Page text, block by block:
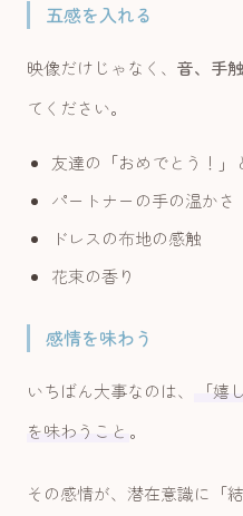
五感を入れる
映像だけじゃなく、 音、手
てください。
友達の「おめでとう！」
パートナーの手の温かさ
ドレスの布地の感触
花束の香り
感情を味わう
いちばん大事なのは、
「
を味わうこと 。
その感情が、潜在意識に「